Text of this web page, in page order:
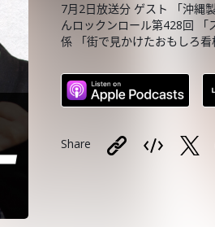
7月2日放送分 ゲスト 「沖縄
んロックンロール第428回 「
係 「街で見かけたおもしろ看
Share